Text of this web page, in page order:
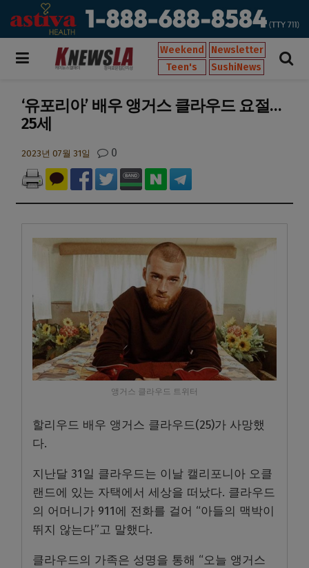
Weekend
Newsletter
Teen's
SushiNews
‘유포리아’ 배우 앵거스 클라우드 요절…
25세
2023년 07월 31일 0
앵거스 클라우드 트위터
할리우드 배우 앵거스 클라우드(25)가 사망했
다.
지난달 31일 클라우드는 이날 캘리포니아 오클
랜드에 있는 자택에서 세상을 떠났다. 클라우드
의 어머니가 911에 전화를 걸어 “아들의 맥박이
뛰지 않는다”고 말했다.
클라우드의 가족은 성명을 통해 “오늘 앵거스